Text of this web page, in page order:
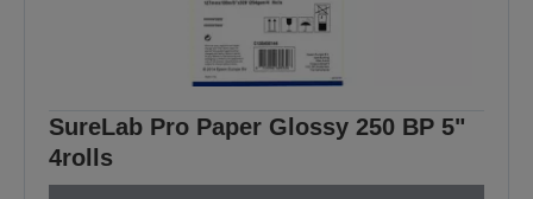
SureLab Pro Paper Glossy 250 BP 5"
4rolls